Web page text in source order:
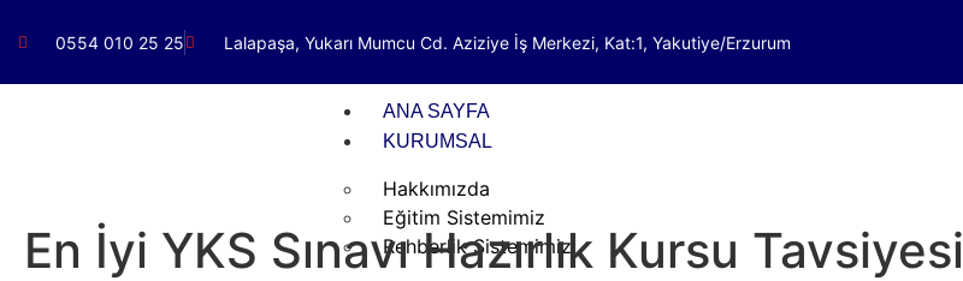
0554 010 25 25 Lalapaşa, Yukarı Mumcu Cd. Aziziye İş Merkezi, Kat:1, Yakutiye/Erzurum
ANA SAYFA
KURUMSAL
Hakkımızda
Eğitim Sistemimiz
Rehberlik Sistemimiz
En İyi YKS Sınavı Hazırlık Kursu Tavsiyesi